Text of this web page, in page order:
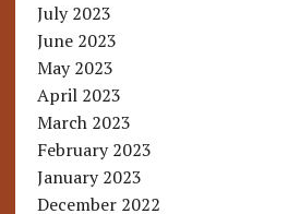
July 2023
June 2023
May 2023
April 2023
March 2023
February 2023
January 2023
December 2022